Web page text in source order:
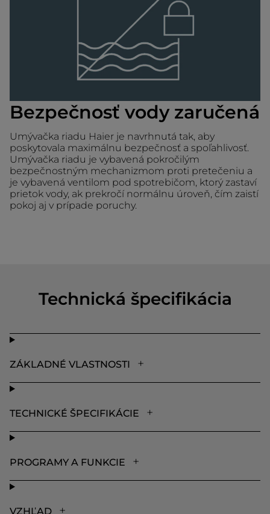
Bezpečnosť vody zaručená
Umývačka riadu Haier je navrhnutá tak, aby
poskytovala maximálnu bezpečnosť a spoľahlivosť.
Umývačka riadu je vybavená pokročilým
bezpečnostným mechanizmom proti pretečeniu a
je vybavená ventilom pod spotrebičom, ktorý zastaví
prietok vody, ak prekročí normálnu úroveň, čím zaistí
pokoj aj v prípade poruchy.
Technická špecifikácia
ZÁKLADNÉ VLASTNOSTI
TECHNICKÉ ŠPECIFIKÁCIE
PROGRAMY A FUNKCIE
VZHĽAD